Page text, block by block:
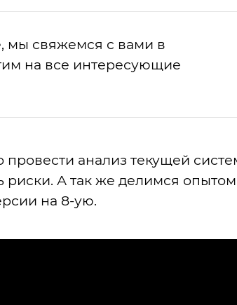
мы свяжемся с вами в
на все интересующие
анализ текущей
А так же делимся
на 8-ую.